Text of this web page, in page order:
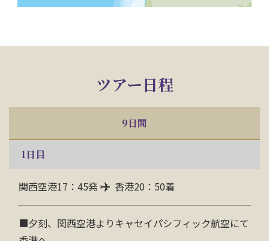
ツアー日程
9日間
1日目
関西空港17：45発 香港20：50着
■夕刻、関西空港よりキャセイパシフィック航空にて